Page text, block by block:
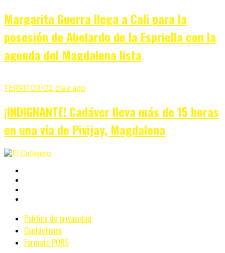
Margarita Guerra llega a Cali para la
posesión de Abelardo de la Espriella con la
agenda del Magdalena lista
TERRITORIO2 días ago
¡INDIGNANTE! Cadáver lleva más de 15 horas
en una vía de Pivijay, Magdalena
Política de privacidad
Contáctenos
Formato PQRS